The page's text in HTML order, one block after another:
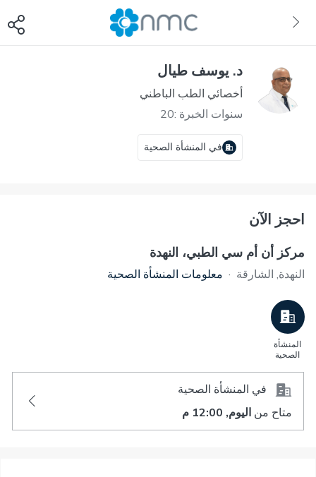
د. يوسف طيال
أخصائي الطب الباطني
سنوات الخبرة :20
في المنشأة الصحية
احجز الآن
مركز أن أم سي الطبي، النهدة
النهدة, الشارقة · معلومات المنشأة الصحية
المنشأة
الصحية
في المنشأة الصحية
متاح من اليوم, 12:00 م